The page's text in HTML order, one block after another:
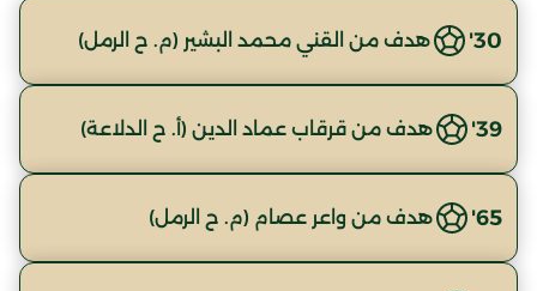
30' هدف من القني محمد البشير (م. ح الرمل)
39' هدف من قرقاب عماد الدين (أ. ح الدلاعة)
65' هدف من واعر عصام (م. ح الرمل)